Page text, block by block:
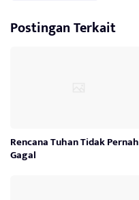
Postingan Terkait
Rencana Tuhan Tidak Pernah
Gagal